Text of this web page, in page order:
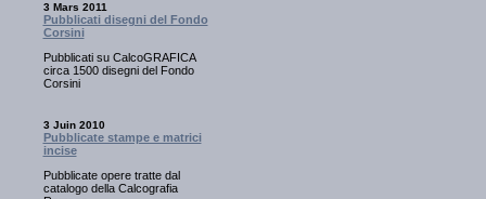
3 Mars 2011
Pubblicati disegni del Fondo
Corsini
Pubblicati su CalcoGRAFICA
circa 1500 disegni del Fondo
Corsini
3 Juin 2010
Pubblicate stampe e matrici
incise
Pubblicate opere tratte dal
catalogo della Calcografia